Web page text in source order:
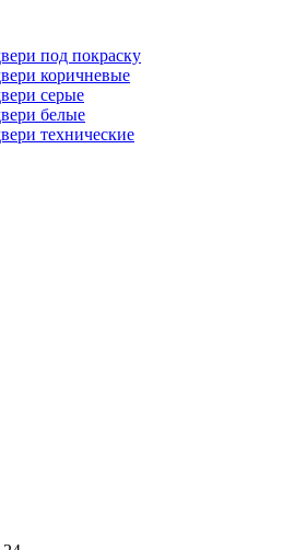
под покраску
коричневые
серые
белые
технические